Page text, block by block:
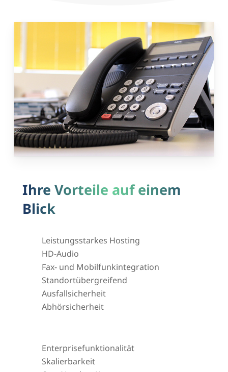
Ihre Vorteile auf einem
Blick
Leistungsstarkes Hosting
HD-Audio
Fax- und Mobilfunkintegration
Standortübergreifend
Ausfallsicherheit
Abhörsicherheit
Enterprisefunktionalität
Skalierbarkeit